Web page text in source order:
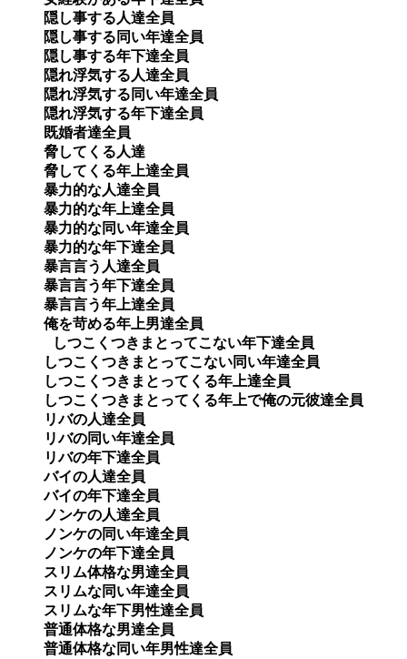
隠し事する人達全員
隠し事する同い年達全員
隠し事する年下達全員
隠れ浮気する人達全員
隠れ浮気する同い年達全員
隠れ浮気する年下達全員
既婚者達全員
脅してくる人達
脅してくる年上達全員
暴力的な人達全員
暴力的な年上達全員
暴力的な同い年達全員
暴力的な年下達全員
暴言言う人達全員
暴言言う年下達全員
暴言言う年上達全員
俺を苛める年上男達全員
しつこくつきまとってこない年下達全員
しつこくつきまとってこない同い年達全員
しつこくつきまとってくる年上達全員
しつこくつきまとってくる年上で俺の元彼達全員
リバの人達全員
リバの同い年達全員
リバの年下達全員
バイの人達全員
バイの年下達全員
ノンケの人達全員
ノンケの同い年達全員
ノンケの年下達全員
スリム体格な男達全員
スリムな同い年達全員
スリムな年下男性達全員
普通体格な男達全員
普通体格な同い年男性達全員